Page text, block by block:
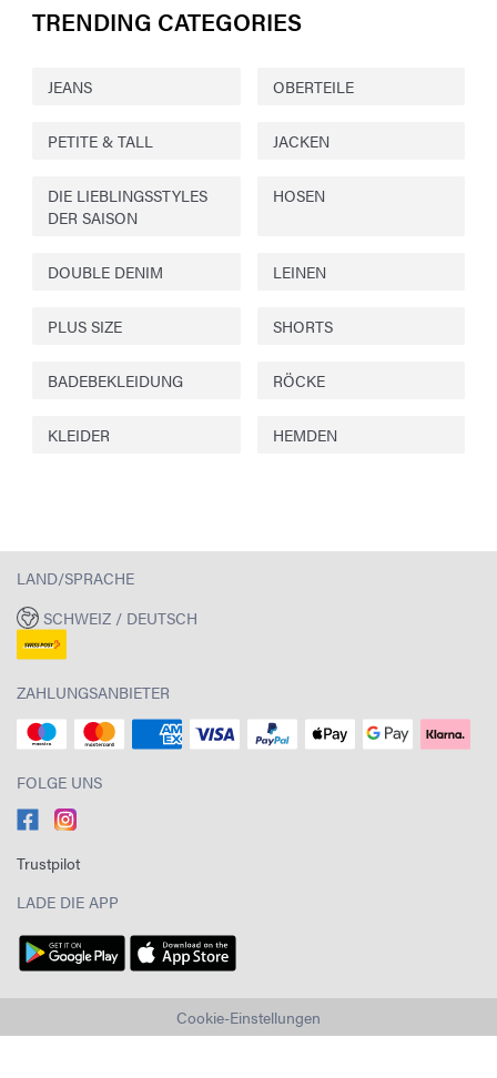
TRENDING CATEGORIES
JEANS OBERTEILE
PETITE & TALL JACKEN
DIE LIEBLINGSSTYLES
DER SAISON
HOSEN
DOUBLE DENIM LEINEN
PLUS SIZE SHORTS
BADEBEKLEIDUNG RÖCKE
KLEIDER HEMDEN
LAND/SPRACHE
SCHWEIZ / DEUTSCH
ZAHLUNGSANBIETER
FOLGE UNS
Trustpilot
LADE DIE APP
Cookie-Einstellungen